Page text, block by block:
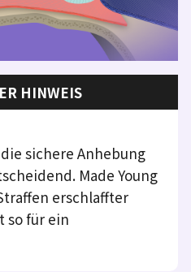
HINWEIS
sichere Anhebung
Made Young
erschlaffter
so für ein